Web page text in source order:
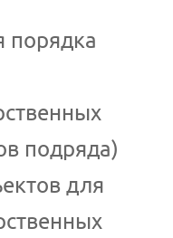
порядка
подряда)
для